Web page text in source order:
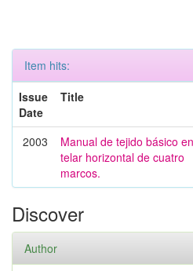
Item hits:
Issue
Date
Title
2003
Manual de tejido básico en
telar horizontal de cuatro
marcos.
Discover
Author